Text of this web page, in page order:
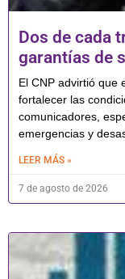
Dos de cada
garantías de
El CNP advirtió que
fortalecer las
comunicadores,
emergencias y
LEER MÁS »
7 de agosto de 2026